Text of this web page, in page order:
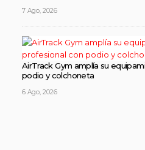
7 Ago, 2026
AirTrack Gym amplía su
podio y colchoneta
6 Ago, 2026